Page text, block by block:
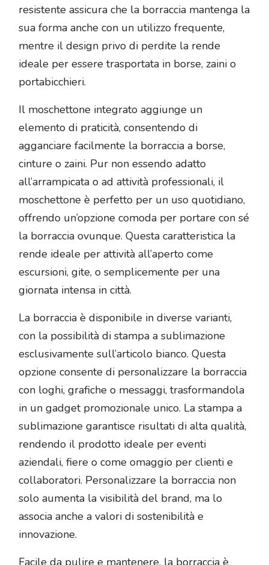
resistente assicura che la borraccia mantenga la
sua forma anche con un utilizzo frequente,
mentre il design privo di perdite la rende
ideale per essere trasportata in borse, zaini o
portabicchieri.
Il moschettone integrato aggiunge un
elemento di praticità, consentendo di
agganciare facilmente la borraccia a borse,
cinture o zaini. Pur non essendo adatto
all’arrampicata o ad attività professionali, il
moschettone è perfetto per un uso quotidiano,
offrendo un’opzione comoda per portare con sé
la borraccia ovunque. Questa caratteristica la
rende ideale per attività all’aperto come
escursioni, gite, o semplicemente per una
giornata intensa in città.
La borraccia è disponibile in diverse varianti,
con la possibilità di stampa a sublimazione
esclusivamente sull’articolo bianco. Questa
opzione consente di personalizzare la borraccia
con loghi, grafiche o messaggi, trasformandola
in un gadget promozionale unico. La stampa a
sublimazione garantisce risultati di alta qualità,
rendendo il prodotto ideale per eventi
aziendali, fiere o come omaggio per clienti e
collaboratori. Personalizzare la borraccia non
solo aumenta la visibilità del brand, ma lo
associa anche a valori di sostenibilità e
innovazione.
Facile da pulire e mantenere, la borraccia è